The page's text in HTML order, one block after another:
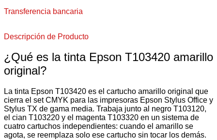
Transferencia bancaria
Descripción de Producto
¿Qué es la tinta Epson T103420 amarillo
original?
La tinta Epson T103420 es el cartucho amarillo original que
cierra el set CMYK para las impresoras Epson Stylus Office y
Stylus TX de gama media. Trabaja junto al negro T103120,
el cian T103220 y el magenta T103320 en un sistema de
cuatro cartuchos independientes: cuando el amarillo se
agota, se reemplaza solo ese cartucho sin tocar los demás.